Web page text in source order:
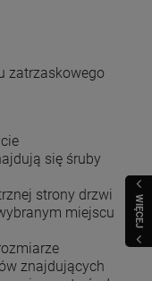
zatrzaskowego
się śruby
strony drzwi
miejscu
znajdujących
WIĘCEJ